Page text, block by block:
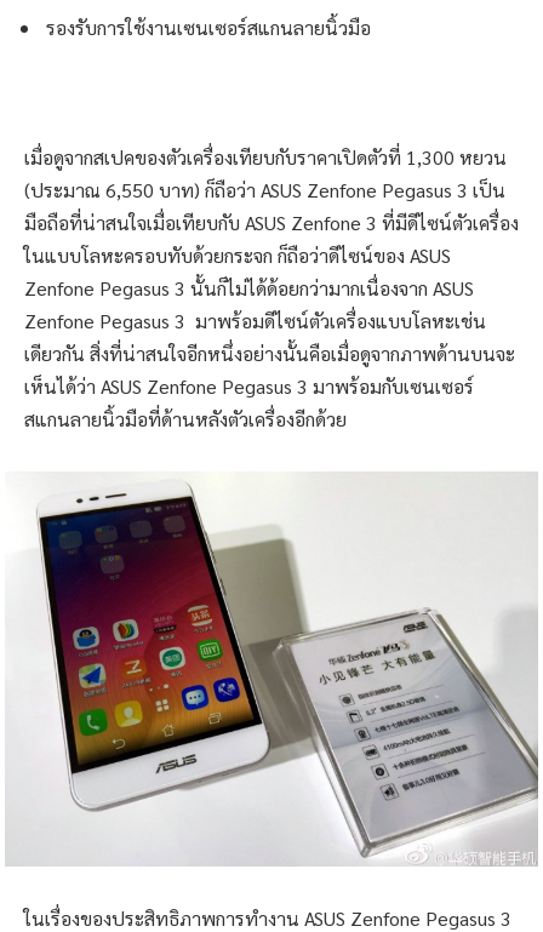
รองรับการใช้งานเซนเซอร์สแกนลายนิ้วมือ
เมื่อดูจากสเปคของตัวเครื่องเทียบกับราคาเปิดตัวที่ 1,300 หยวน
(ประมาณ 6,550 บาท) ก็ถือว่า ASUS Zenfone Pegasus 3 เป็น
มือถือที่น่าสนใจเมื่อเทียบกับ ASUS Zenfone 3 ที่มีดีไซน์ตัวเครื่อง
ในแบบโลหะครอบทับด้วยกระจก ก็ถือว่าดีไซน์ของ ASUS
Zenfone Pegasus 3 นั้นก็ไม่ได้ด้อยกว่ามากเนื่องจาก ASUS
Zenfone Pegasus 3 มาพร้อมดีไซน์ตัวเครื่องแบบโลหะเช่น
เดียวกัน สิ่งที่น่าสนใจอีกหนึ่งอย่างนั้นคือเมื่อดูจากภาพด้านบนจะ
เห็นได้ว่า ASUS Zenfone Pegasus 3 มาพร้อมกับเซนเซอร์
สแกนลายนิ้วมือที่ด้านหลังตัวเครื่องอีกด้วย
ในเรื่องของประสิทธิภาพการทำงาน ASUS Zenfone Pegasus 3